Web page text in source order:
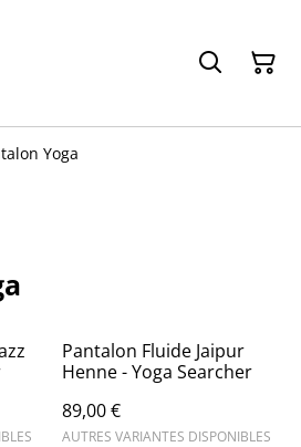
Yoga
Pantalon Fluide Jaipur
Henne - Yoga Searcher
89,00 €
AUTRES VARIANTES DISPONIBLES